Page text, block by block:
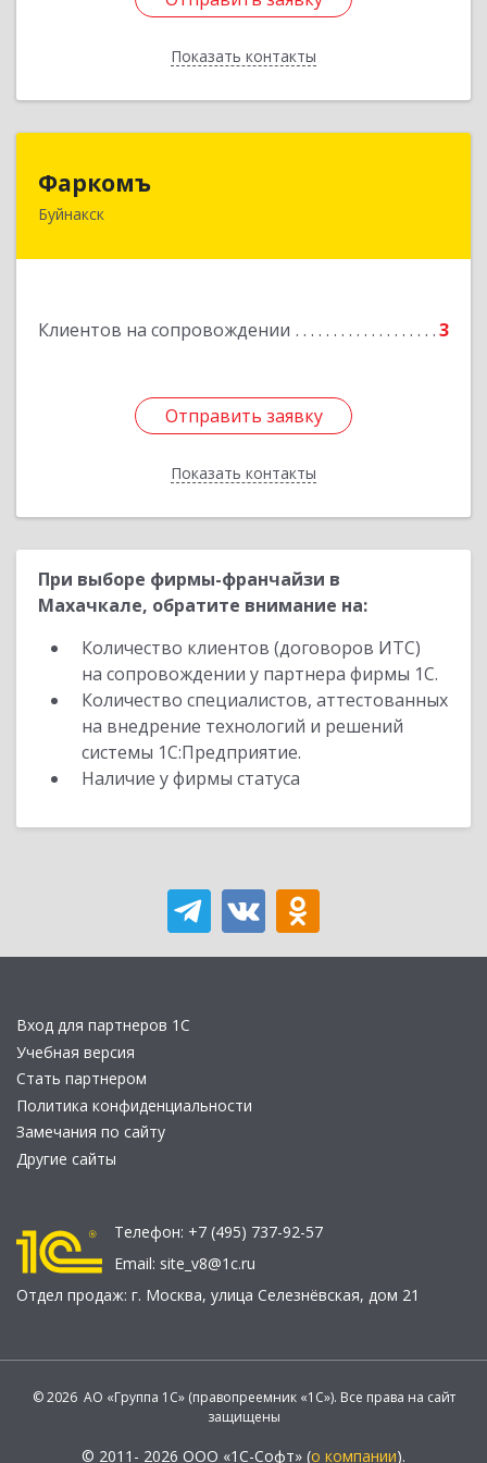
Показать контакты
Назад
Фаркомъ
Буйнакск
Клиентов на сопровождении 3
Отправить заявку
Показать контакты
Отправить заявку
Назад
При выборе фирмы-франчайзи в
Махачкале, обратите внимание на:
Количество клиентов (договоров ИТС)
на сопровождении у партнера фирмы 1С.
Количество специалистов, аттестованных
на внедрение технологий и решений
системы 1С:Предприятие.
Наличие у фирмы статуса
Вход для партнеров 1С
Учебная версия
Стать партнером
Политика конфиденциальности
Замечания по сайту
Другие сайты
Телефон: +7 (495) 737-92-57
Email: site_v8@1c.ru
Отдел продаж: г. Москва, улица Селезнёвская, дом 21
© 2026 АО «Группа 1С» (правопреемник «1С»). Все права на сайт
защищены
© 2011- 2026 ООО «1С-Софт» (о компании).